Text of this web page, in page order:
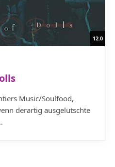
12.0
Music/Soulfood,
derartig ausgelutschte